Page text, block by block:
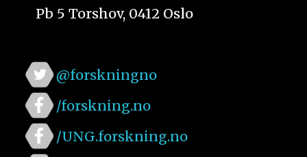
Pb 5 Torshov, 0412 Oslo
@forskningno
/forskning.no
/UNG.forskning.no